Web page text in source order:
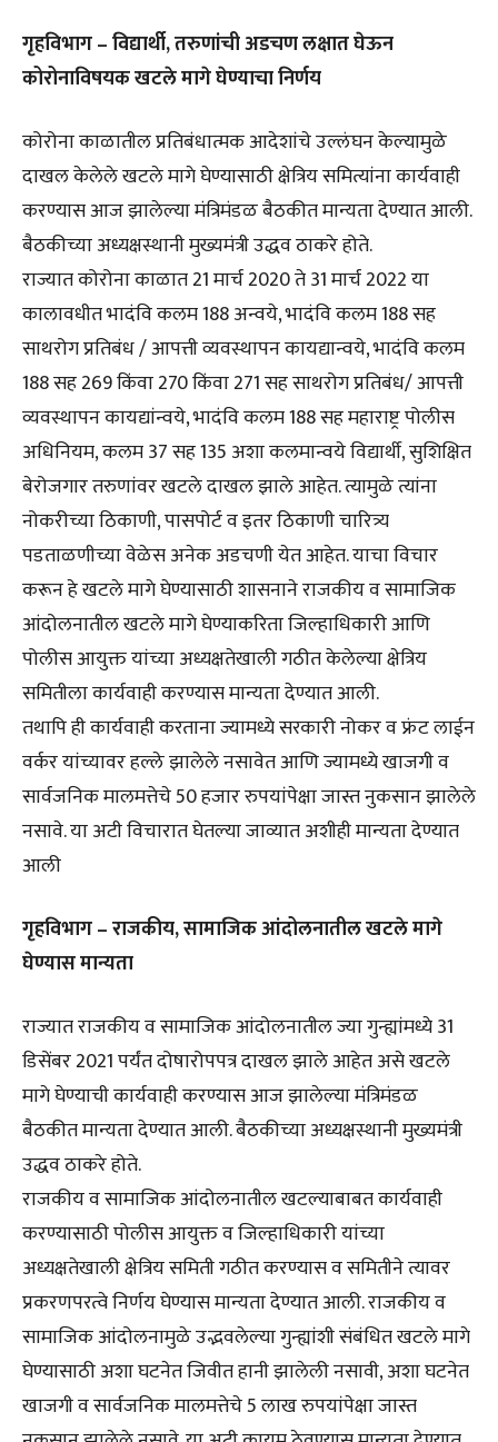
गृहविभाग – विद्यार्थी, तरुणांची अडचण लक्षात घेऊन
कोरोनाविषयक खटले मागे घेण्याचा निर्णय
कोरोना काळातील प्रतिबंधात्मक आदेशांचे उल्लंघन केल्यामुळे
दाखल केलेले खटले मागे घेण्यासाठी क्षेत्रिय समित्यांना कार्यवाही
करण्यास आज झालेल्या मंत्रिमंडळ बैठकीत मान्यता देण्यात आली.
बैठकीच्या अध्यक्षस्थानी मुख्यमंत्री उद्धव ठाकरे होते.
राज्यात कोरोना काळात 21 मार्च 2020 ते 31 मार्च 2022 या
कालावधीत भादंवि कलम 188 अन्वये, भादंवि कलम 188 सह
साथरोग प्रतिबंध / आपत्ती व्यवस्थापन कायद्यान्वये, भादंवि कलम
188 सह 269 किंवा 270 किंवा 271 सह साथरोग प्रतिबंध/ आपत्ती
व्यवस्थापन कायद्यांन्वये, भादंवि कलम 188 सह महाराष्ट्र पोलीस
अधिनियम, कलम 37 सह 135 अशा कलमान्वये विद्यार्थी, सुशिक्षित
बेरोजगार तरुणांवर खटले दाखल झाले आहेत. त्यामुळे त्यांना
नोकरीच्या ठिकाणी, पासपोर्ट व इतर ठिकाणी चारित्र्य
पडताळणीच्या वेळेस अनेक अडचणी येत आहेत. याचा विचार
करून हे खटले मागे घेण्यासाठी शासनाने राजकीय व सामाजिक
आंदोलनातील खटले मागे घेण्याकरिता जिल्हाधिकारी आणि
पोलीस आयुक्त यांच्या अध्यक्षतेखाली गठीत केलेल्या क्षेत्रिय
समितीला कार्यवाही करण्यास मान्यता देण्यात आली.
तथापि ही कार्यवाही करताना ज्यामध्ये सरकारी नोकर व फ्रंट लाईन
वर्कर यांच्यावर हल्ले झालेले नसावेत आणि ज्यामध्ये खाजगी व
सार्वजनिक मालमत्तेचे 50 हजार रुपयांपेक्षा जास्त नुकसान झालेले
नसावे. या अटी विचारात घेतल्या जाव्यात अशीही मान्यता देण्यात
आली
गृहविभाग – राजकीय, सामाजिक आंदोलनातील खटले मागे
घेण्यास मान्यता
राज्यात राजकीय व सामाजिक आंदोलनातील ज्या गुन्ह्यांमध्ये 31
डिसेंबर 2021 पर्यंत दोषारोपपत्र दाखल झाले आहेत असे खटले
मागे घेण्याची कार्यवाही करण्यास आज झालेल्या मंत्रिमंडळ
बैठकीत मान्यता देण्यात आली. बैठकीच्या अध्यक्षस्थानी मुख्यमंत्री
उद्धव ठाकरे होते.
राजकीय व सामाजिक आंदोलनातील खटल्याबाबत कार्यवाही
करण्यासाठी पोलीस आयुक्त व जिल्हाधिकारी यांच्या
अध्यक्षतेखाली क्षेत्रिय समिती गठीत करण्यास व समितीने त्यावर
प्रकरणपरत्वे निर्णय घेण्यास मान्यता देण्यात आली. राजकीय व
सामाजिक आंदोलनामुळे उद्भवलेल्या गुन्ह्यांशी संबंधित खटले मागे
घेण्यासाठी अशा घटनेत जिवीत हानी झालेली नसावी, अशा घटनेत
खाजगी व सार्वजनिक मालमत्तेचे 5 लाख रुपयांपेक्षा जास्त